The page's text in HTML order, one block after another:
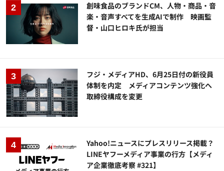
創味食品のブランドCM、人物・商品・音
楽・音声すべてを生成AIで制作 映画監
督・山口ヒロキ氏が担当
フジ・メディアHD、6月25日付の新役員
体制を内定 メディアコンテンツ強化へ
取締役構成を変更
Yahoo!ニュースにプレスリリース掲載？
LINEヤフーメディア事業の行方【メディ
ア企業徹底考察 #321】